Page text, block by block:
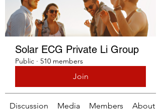
Solar ECG Private Li Group
Public · 510 members
Join
Discussion Media Members About